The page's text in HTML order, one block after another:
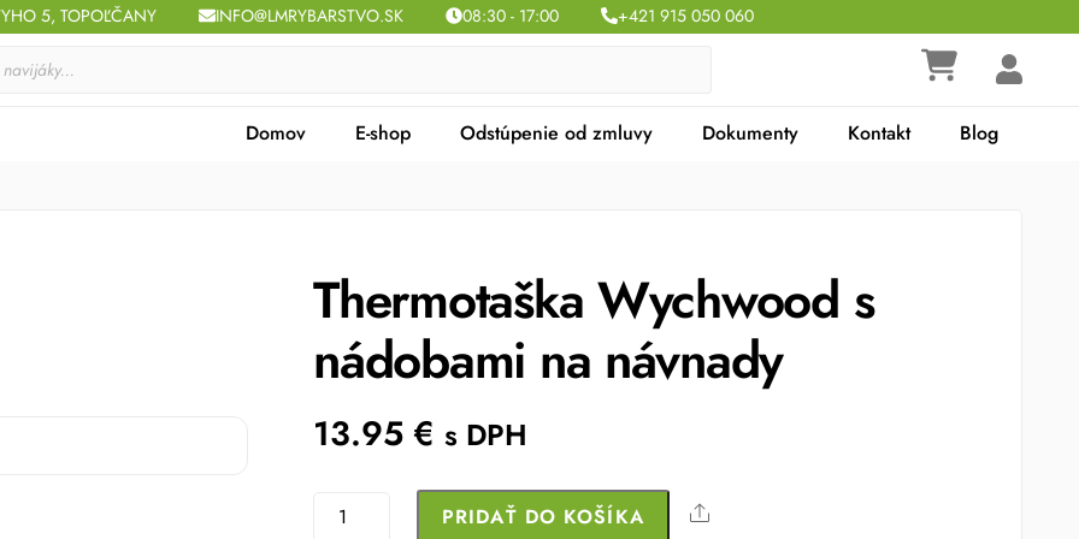
5, TOPOĽČANY INFO@LMRYBARSTVO.SK 08:30 - 17:00 +421 915 050 060
Domov E-shop Odstúpenie od zmluvy Dokumenty Kontakt Blog
Thermotaška Wychwood s
nádobami na návnady
13.95 € s DPH
množstvo
PRIDAŤ DO KOŠÍKA Share